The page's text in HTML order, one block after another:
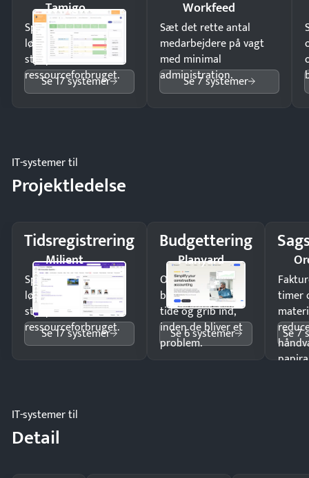
Tamigo
Spar tid på
lønberegning og få
styr på
ressourceforbruget.
Se 17 systemer
Workfeed
Sæt det rette antal
medarbejdere på vagt
med minimal
administration.
Se 7 systemer
IT-systemer til
Projektledelse
Tidsregistrering
Milient
Spar tid på
lønberegning og få
styr på
ressourceforbruget.
Se 17 systemer
Budgettering
Planyard
Opdag
budgetafvigelser i
tide og grib ind,
inden de bliver et
problem.
Se 6 systemer
timer
Se 7
IT-systemer til
Detail